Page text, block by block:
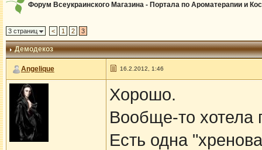
Форум Всеукраинского Магазина - Портала по Ароматерапии и
3 страниц < 1 2 3
Демодекоз
Angelique 16.2.2012, 1:46
Хорошо.
Вообще-то хотела
Есть одна